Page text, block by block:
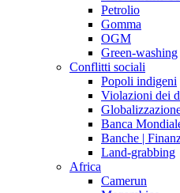
Petrolio
Gomma
OGM
Green-washing
Conflitti sociali
Popoli indigeni
Violazioni dei
Banca
Banche |
Land-grabbing
Africa
Camerun